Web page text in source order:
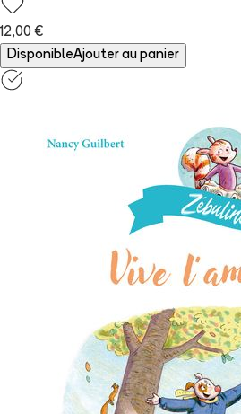
12,00 €
DisponibleAjouter au panier